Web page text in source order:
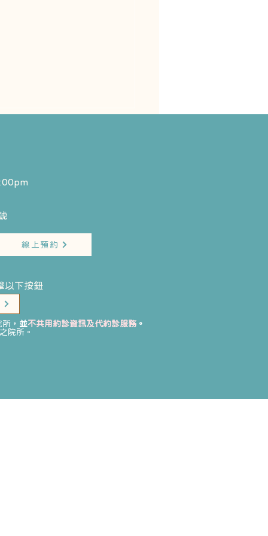
什麼需要根管治療？
線上預約
以下按鈕
， 並不共用約診資訊及代約診服務。
院所。